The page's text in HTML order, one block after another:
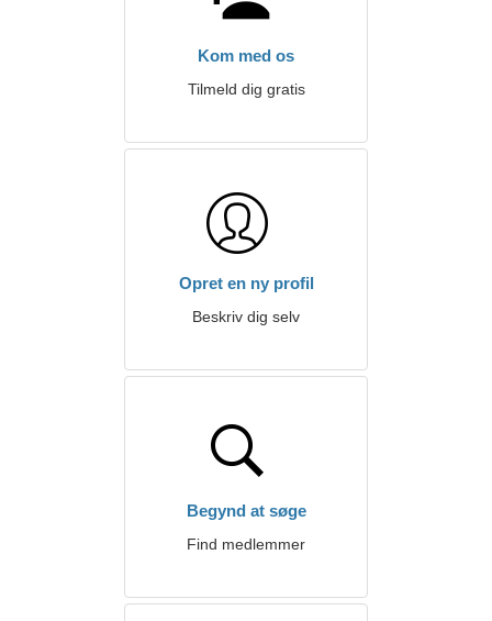
Kom med os
Tilmeld dig gratis
Opret en ny profil
Beskriv dig selv
Begynd at søge
Find medlemmer